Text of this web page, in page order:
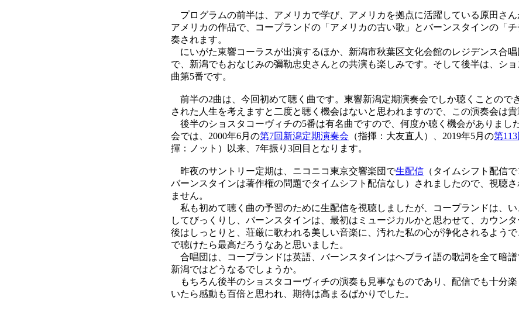
プログラムの前半は、アメリカで学び、アメリカを拠点に活躍している原田さ
アメリカの作品で、コープランドの「アメリカの古い歌」とバーンスタインの「
奏されます。
にいがた東響コーラスが出演するほか、新潟市秋葉区文化会館のレジデンス合
で、新潟でもおなじみの彌勒忠史さんとの共演も楽しみです。そして後半は、シ
曲第5番です。
前半の2曲は、今回初めて聴く曲です。東響新潟定期演奏会でしか聴くことので
された人生を考えますと二度と聴く機会はないと思われますので、この演奏会は貴
後半のショスタコーヴィチの5番は有名曲ですので、何度か聴く機会がありまし
会では、2000年6月の第7回新潟定期演奏会 （指揮：大友直人）、2019年5月の第
揮：ノット）以来、7年振り3回目となります。
昨夜のサントリー定期は、ニコニコ東京交響楽団で生配信 （タイムシフト配信
バーンスタインは著作権の問題でタイムシフト配信なし）されましたので、視聴
ません。
私も初めて聴く曲の予習のために生配信を視聴しましたが、コープランドは、
してびっくりし、バーンスタインは、最初はミュージカルかと思わせて、カウン
後はしっとりと、荘厳に歌われる美しい音楽に、汚れた私の心が浄化されるよう
で聴けたら最高だろうなあと思いました。
合唱団は、コープランドは英語、バーンスタインはヘブライ語の歌詞を全て暗譜
新潟ではどうなるでしょうか。
もちろん後半のショスタコーヴィチの演奏も見事なものであり、配信でも十分
いたら感動も百倍と思われ、期待は高まるばかりでした。